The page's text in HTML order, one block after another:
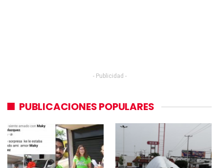
- Publicidad -
PUBLICACIONES POPULARES